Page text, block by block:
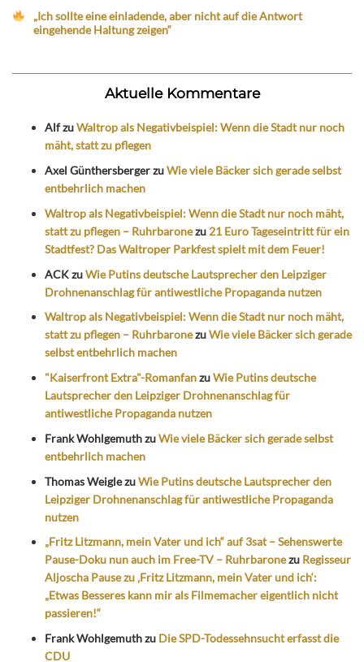
„Ich sollte eine einladende, aber nicht auf die Antwort
eingehende Haltung zeigen“
Aktuelle Kommentare
AlfzuWaltrop als Negativbeispiel: Wenn die Stadt nur noch
mäht, statt zu pflegen
Axel GünthersbergerzuWie viele Bäcker sich gerade selbst
entbehrlich machen
Waltrop als Negativbeispiel: Wenn die Stadt nur noch mäht,
statt zu pflegen – Ruhrbaronezu 21 Euro Tageseintritt für ein
Stadtfest? Das Waltroper Parkfest spielt mit dem Feuer!
ACKzuWie Putins deutsche Lautsprecher den Leipziger
Drohnenanschlag für antiwestliche Propaganda nutzen
Waltrop als Negativbeispiel: Wenn die Stadt nur noch mäht,
statt zu pflegen – RuhrbaronezuWie viele Bäcker sich gerade
selbst entbehrlich machen
"Kaiserfront Extra"-RomanfanzuWie Putins deutsche
Lautsprecher den Leipziger Drohnenanschlag für
antiwestliche Propaganda nutzen
Frank WohlgemuthzuWie viele Bäcker sich gerade selbst
entbehrlich machen
Thomas WeiglezuWie Putins deutsche Lautsprecher den
Leipziger Drohnenanschlag für antiwestliche Propaganda
nutzen
„Fritz Litzmann, mein Vater und ich“ auf 3sat – Sehenswerte
Pause-Doku nun auch im Free-TV – Ruhrbaronezu Regisseur
Aljoscha Pause zu ‚Fritz Litzmann, mein Vater und ich‘:
„Etwas Besseres kann mir als Filmemacher eigentlich nicht
passieren!“
Frank Wohlgemuthzu Die SPD-Todessehnsucht erfasst die
CDU